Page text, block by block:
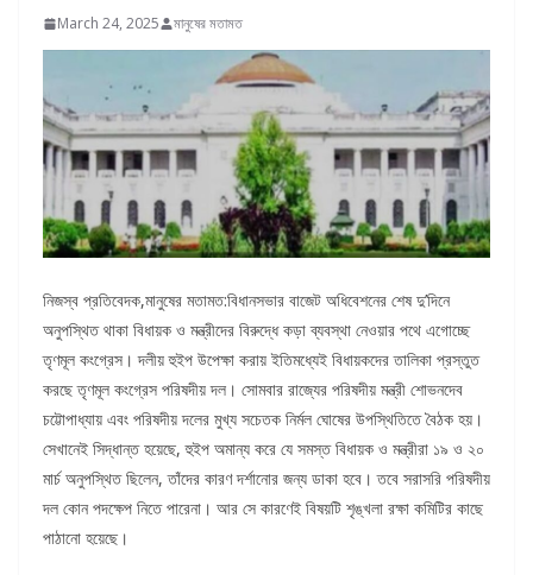
March 24, 2025 মানুষের মতামত
নিজস্ব প্রতিবেদক,মানুষের মতামত:বিধানসভার বাজেট অধিবেশনের শেষ দু’দিনে
অনুপস্থিত থাকা বিধায়ক ও মন্ত্রীদের বিরুদ্ধে কড়া ব্যবস্থা নেওয়ার পথে এগোচ্ছে
তৃণমূল কংগ্রেস। দলীয় হুইপ উপেক্ষা করায় ইতিমধ্যেই বিধায়কদের তালিকা প্রস্তুত
করছে তৃণমূল কংগ্রেস পরিষদীয় দল। সোমবার রাজ্যের পরিষদীয় মন্ত্রী শোভনদেব
চট্টোপাধ্যায় এবং পরিষদীয় দলের মুখ্য সচেতক নির্মল ঘোষের উপস্থিতিতে বৈঠক হয়।
সেখানেই সিদ্ধান্ত হয়েছে, হুইপ অমান্য করে যে সমস্ত বিধায়ক ও মন্ত্রীরা ১৯ ও ২০
মার্চ অনুপস্থিত ছিলেন, তাঁদের কারণ দর্শানোর জন্য ডাকা হবে। তবে সরাসরি পরিষদীয়
দল কোন পদক্ষেপ নিতে পারেনা। আর সে কারণেই বিষয়টি শৃঙ্খলা রক্ষা কমিটির কাছে
পাঠানো হয়েছে।